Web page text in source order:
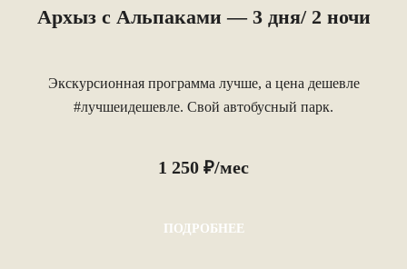
Архыз с Альпаками — 3 дня/ 2 ночи
Экскурсионная программа лучше, а цена дешевле
#лучшеидешевле. Свой автобусный парк.
1 250 ₽/мес
ПОДРОБНЕЕ